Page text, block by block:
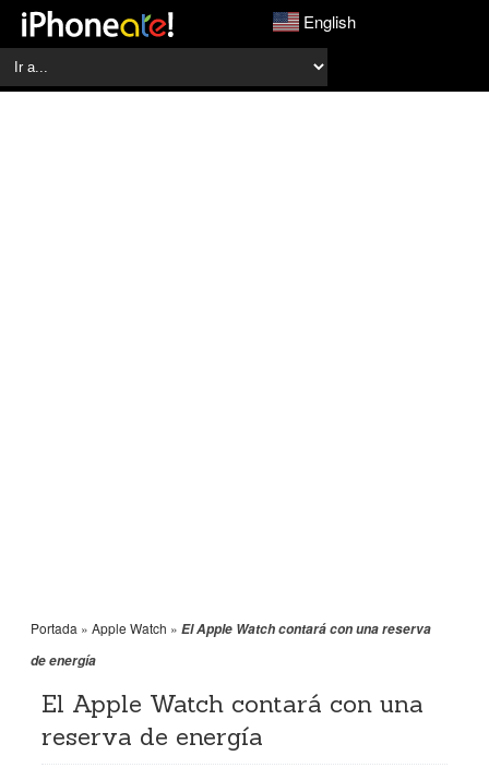
English
Portada » Apple Watch » El Apple Watch contará con una reserva
de energía
El Apple Watch contará con una
reserva de energía